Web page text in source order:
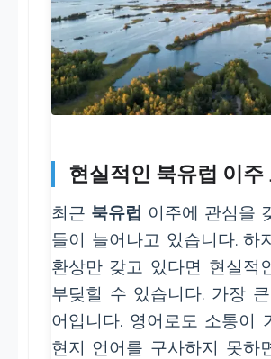
현실적인 북유럽 이주
최근 북유럽 이주에 관심을
들이 늘어나고 있습니다. 하
환상만 갖고 있다면 현실적
부딪힐 수 있습니다. 가장
어입니다. 영어로도 소통이
현지 언어를 구사하지 못하